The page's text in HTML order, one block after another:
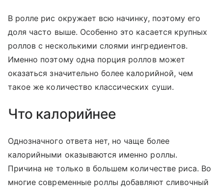
В ролле рис окружает всю начинку, поэтому его
доля часто выше. Особенно это касается крупных
роллов с несколькими слоями ингредиентов.
Именно поэтому одна порция роллов может
оказаться значительно более калорийной, чем
такое же количество классических суши.
Что калорийнее
Однозначного ответа нет, но чаще более
калорийными оказываются именно роллы.
Причина не только в большем количестве риса. Во
многие современные роллы добавляют сливочный